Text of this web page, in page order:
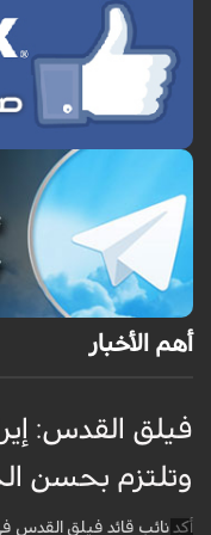
أهم الأخبار
فيلق القدس:
وتلتزم بحسن
أكد نائب قائد فيلق القدس